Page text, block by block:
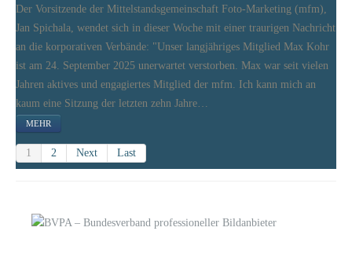
Der Vorsitzende der Mittelstandsgemeinschaft Foto-Marketing (mfm),
Jan Spichala, wendet sich in dieser Woche mit einer traurigen Nachricht
an die korporativen Verbände: "Unser langjähriges Mitglied Max Kohr
ist am 24. September 2025 unerwartet verstorben. Max war seit vielen
Jahren aktives und engagiertes Mitglied der mfm. Ich kann mich an
kaum eine Sitzung der letzten zehn Jahre…
MEHR
1 2 Next Last